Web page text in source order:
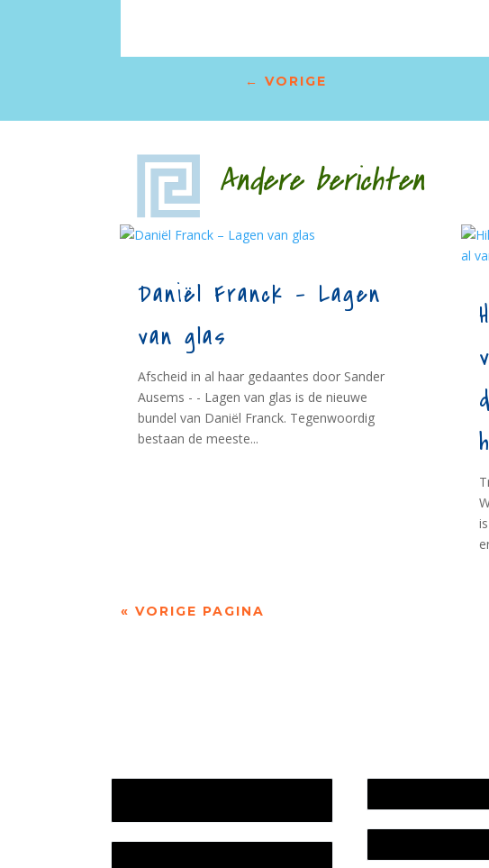
← VORIGE
Andere berichten
Daniël Franck – Lagen
van glas
Afscheid in al haar gedaantes door Sander
Ausems - - Lagen van glas is de nieuwe
bundel van Daniël Franck. Tegenwoordig
bestaan de meeste...
« VORIGE PAGINA